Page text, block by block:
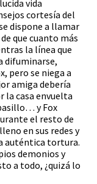
vida
cortesía del
dispone a llamar
que cuanto más
la línea que
difuminarse,
pero se niega a
amiga debería
la casa envuelta
y Fox
el resto de
en sus redes y
auténtica tortura.
demonios y
a todo, ¿quizá lo